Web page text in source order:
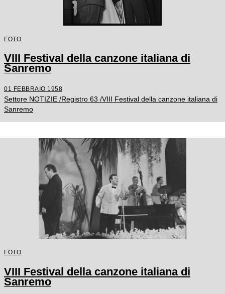
FOTO
VIII Festival della canzone italiana di
Sanremo
01 FEBBRAIO 1958
Settore NOTIZIE /Registro 63 /VIII Festival della canzone italiana di
Sanremo
FOTO
VIII Festival della canzone italiana di
Sanremo